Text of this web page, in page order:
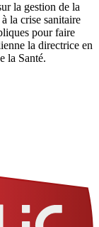
la gestion de la
la crise sanitaire
pour faire
la directrice en
la Santé.